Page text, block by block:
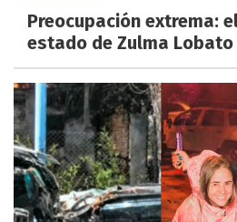
Preocupación extrema:
estado de Zulma Lobato